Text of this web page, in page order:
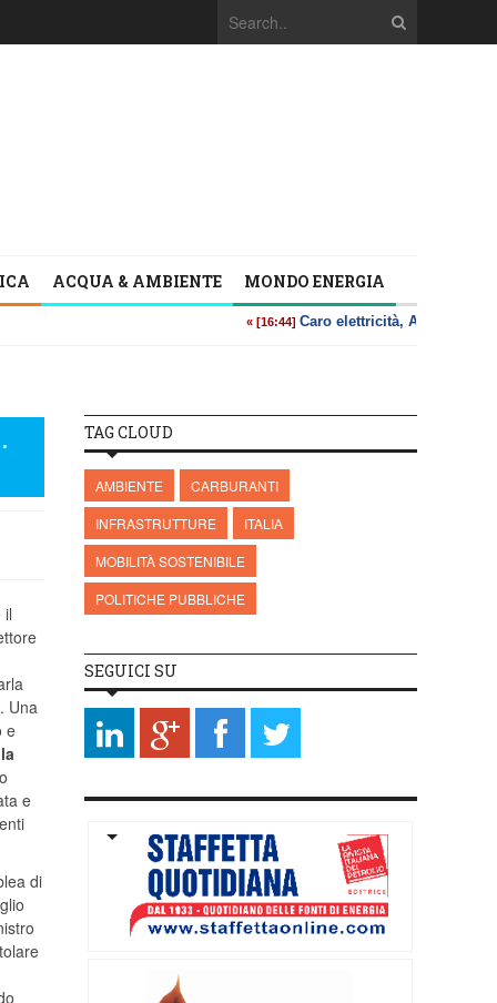
ACQUA & AMBIENTE MONDO ENERGIA
il
. Una
e
e
di
TAG CLOUD
AMBIENTE
CARBURANTI
INFRASTRUTTURE
ITALIA
MOBILITÀ SOSTENIBILE
POLITICHE PUBBLICHE
SEGUICI SU